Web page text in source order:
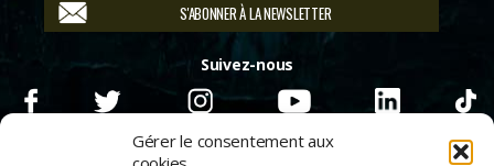
Gérer le consentement aux
S'ABONNER À LA NEWSLETTER
Suivez-nous